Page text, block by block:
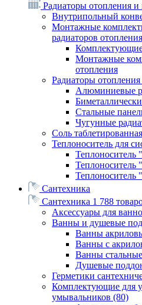
Радиаторы отопления
Внутрипольный
Монтажные
радиаторов отопления
Комплектующие
Монтажные
отопления
Радиаторы отопления
Алюминиевые
Стальные
Чугунные
Соль таблетированная
Теплоноситель для
Теплоноситель
Теплоноситель
Сантехника
Сантехника 1 788
Аксессуары для
Ванны и душевые
Ванны
Ванны с
Ванны
Душевые
Герметики
Комплектующие для
умывальников (80)